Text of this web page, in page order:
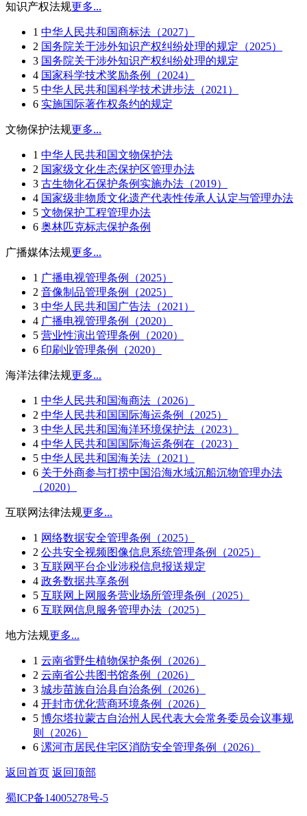
知识产权法规更多...
1 中华人民共和国商标法（2027）
2 国务院关于涉外知识产权纠纷处理的规定（2025）
3 国务院关于涉外知识产权纠纷处理的规定
4 国家科学技术奖励条例（2024）
5 中华人民共和国科学技术进步法（2021）
6 实施国际著作权条约的规定
文物保护法规更多...
1 中华人民共和国文物保护法
2 国家级文化生态保护区管理办法
3 古生物化石保护条例实施办法（2019）
4 国家级非物质文化遗产代表性传承人认定与管理办法
5 文物保护工程管理办法
6 奥林匹克标志保护条例
广播媒体法规更多...
1 广播电视管理条例（2025）
2 音像制品管理条例（2025）
3 中华人民共和国广告法（2021）
4 广播电视管理条例（2020）
5 营业性演出管理条例（2020）
6 印刷业管理条例（2020）
海洋法律法规更多...
1 中华人民共和国海商法（2026）
2 中华人民共和国国际海运条例（2025）
3 中华人民共和国海洋环境保护法（2023）
4 中华人民共和国国际海运条例在（2023）
5 中华人民共和国海关法（2021）
6 关于外商参与打捞中国沿海水域沉船沉物管理办法
（2020）
互联网法律法规更多...
1 网络数据安全管理条例（2025）
2 公共安全视频图像信息系统管理条例（2025）
3 互联网平台企业涉税信息报送规定
4 政务数据共享条例
5 互联网上网服务营业场所管理条例（2025）
6 互联网信息服务管理办法（2025）
地方法规更多...
1 云南省野生植物保护条例（2026）
2 云南省公共图书馆条例（2026）
3 城步苗族自治县自治条例（2026）
4 开封市优化营商环境条例（2026）
5 博尔塔拉蒙古自治州人民代表大会常务委员会议事规
则（2026）
6 漯河市居民住宅区消防安全管理条例（2026）
返回首页 返回顶部
蜀ICP备14005278号-5